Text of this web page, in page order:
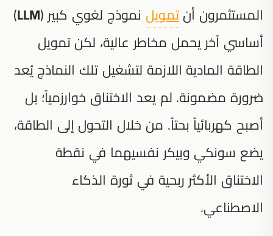
المستثمرون أنتمويل نموذج لغوي كبير (LLM
)
أساسي آخر يحمل مخاطر عالية، لكن تمويل
الطاقة المادية اللازمة لتشغيل تلك النماذج يُعد
ضرورة مضمونة. لم يعد الاختناق خوارزمياً؛ بل
أصبح كهربائياً بحتاً. من خلال التحول إلى الطاقة،
يضع سونكي وبيكر نفسيهما في نقطة
الاختناق الأكثر ربحية في ثورة الذكاء
الاصطناعي.